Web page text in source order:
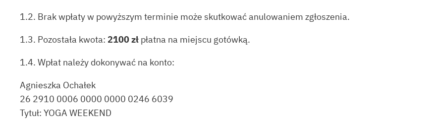
1.2. Brak wpłaty w powyższym terminie może skutkować anulowaniem zgłoszenia.
1.3. Pozostała kwota: 2100 zł płatna na miejscu gotówką.
1.4. Wpłat należy dokonywać na konto:
Agnieszka Ochałek
26 2910 0006 0000 0000 0246 6039
Tytuł: YOGA WEEKEND